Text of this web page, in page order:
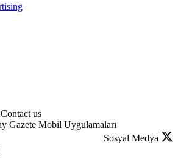
Contact us
Gazete Mobil Uygulamaları
Sosyal Medya